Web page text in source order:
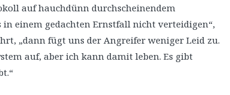
auf hauchdünn durchscheinendem
in einem gedachten Ernstfall nicht verteidigen“,
„dann fügt uns der Angreifer weniger Leid zu.
auf, aber ich kann damit leben. Es gibt